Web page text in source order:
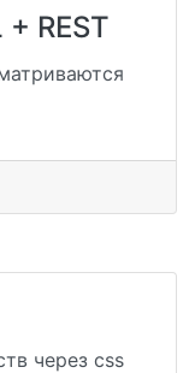
REST
через css